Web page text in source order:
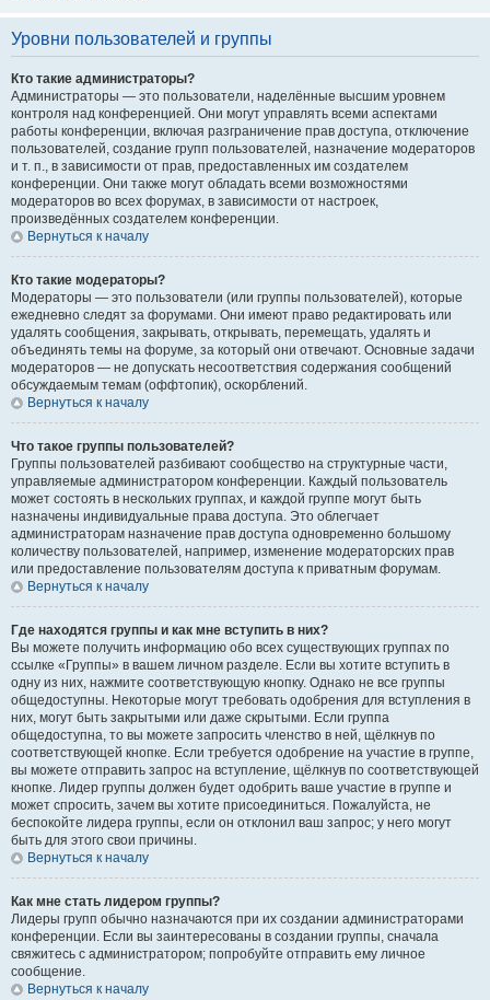
Уровни пользователей и группы
Кто такие администраторы?
Администраторы — это пользователи, наделённые высшим уровнем
контроля над конференцией. Они могут управлять всеми аспектами
работы конференции, включая разграничение прав доступа, отключение
пользователей, создание групп пользователей, назначение модераторов
и т. п., в зависимости от прав, предоставленных им создателем
конференции. Они также могут обладать всеми возможностями
модераторов во всех форумах, в зависимости от настроек,
произведённых создателем конференции.
Вернуться к началу
Кто такие модераторы?
Модераторы — это пользователи (или группы пользователей), которые
ежедневно следят за форумами. Они имеют право редактировать или
удалять сообщения, закрывать, открывать, перемещать, удалять и
объединять темы на форуме, за который они отвечают. Основные задачи
модераторов — не допускать несоответствия содержания сообщений
обсуждаемым темам (оффтопик), оскорблений.
Вернуться к началу
Что такое группы пользователей?
Группы пользователей разбивают сообщество на структурные части,
управляемые администратором конференции. Каждый пользователь
может состоять в нескольких группах, и каждой группе могут быть
назначены индивидуальные права доступа. Это облегчает
администраторам назначение прав доступа одновременно большому
количеству пользователей, например, изменение модераторских прав
или предоставление пользователям доступа к приватным форумам.
Вернуться к началу
Где находятся группы и как мне вступить в них?
Вы можете получить информацию обо всех существующих группах по
ссылке «Группы» в вашем личном разделе. Если вы хотите вступить в
одну из них, нажмите соответствующую кнопку. Однако не все группы
общедоступны. Некоторые могут требовать одобрения для вступления в
них, могут быть закрытыми или даже скрытыми. Если группа
общедоступна, то вы можете запросить членство в ней, щёлкнув по
соответствующей кнопке. Если требуется одобрение на участие в группе,
вы можете отправить запрос на вступление, щёлкнув по соответствующей
кнопке. Лидер группы должен будет одобрить ваше участие в группе и
может спросить, зачем вы хотите присоединиться. Пожалуйста, не
беспокойте лидера группы, если он отклонил ваш запрос; у него могут
быть для этого свои причины.
Вернуться к началу
Как мне стать лидером группы?
Лидеры групп обычно назначаются при их создании администраторами
конференции. Если вы заинтересованы в создании группы, сначала
свяжитесь с администратором; попробуйте отправить ему личное
сообщение.
Вернуться к началу